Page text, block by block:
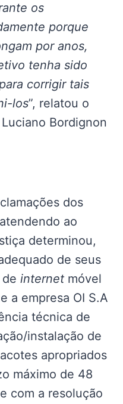
os
porque
por anos,
tenha sido
corrigir tais
los”, relatou o
Bordignon
dos
ao
determinou,
de seus
internet móvel
a empresa OI S.A
técnica de
instalação de
apropriados
máximo de 48
com a resolução